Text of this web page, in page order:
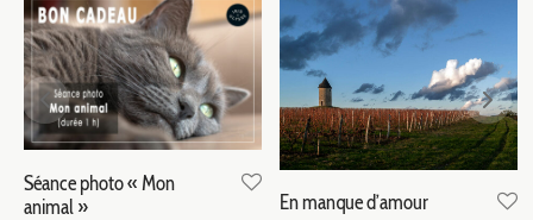
Séance photo « Mon
animal »
En manque d’amour